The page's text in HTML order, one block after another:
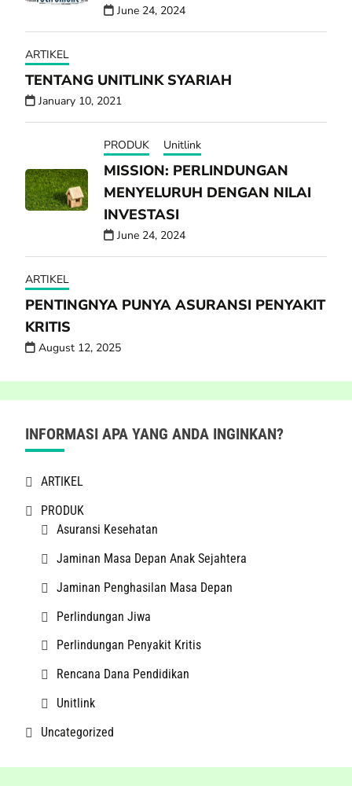
June 24, 2024
ARTIKEL
TENTANG UNITLINK SYARIAH
January 10, 2021
PRODUK Unitlink
MISSION: PERLINDUNGAN
MENYELURUH DENGAN NILAI
INVESTASI
June 24, 2024
ARTIKEL
PENTINGNYA PUNYA ASURANSI PENYAKIT
KRITIS
August 12, 2025
INFORMASI APA YANG ANDA INGINKAN?
ARTIKEL
PRODUK
Asuransi Kesehatan
Jaminan Masa Depan Anak Sejahtera
Jaminan Penghasilan Masa Depan
Perlindungan Jiwa
Perlindungan Penyakit Kritis
Rencana Dana Pendidikan
Unitlink
Uncategorized